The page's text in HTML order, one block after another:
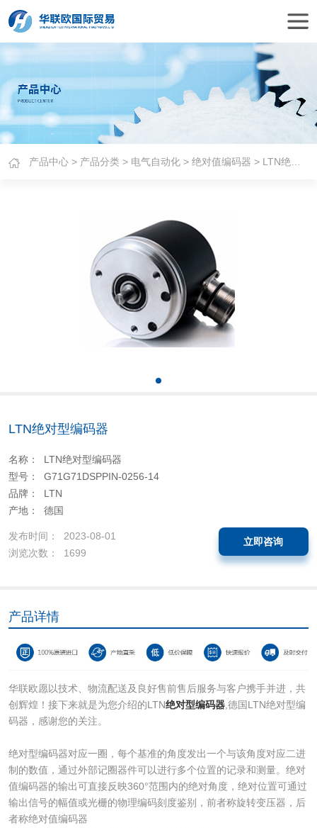
产品中心 > 产品分类 > 电气自动化 >绝对值编码器 > LTN绝对型编码器
LTN绝对型编码器
名称： LTN绝对型编码器
型号： G71G71DSPPIN-0256-14
品牌： LTN
产地： 德国
发布时间： 2023-08-01
浏览次数： 1699
立即咨询
产品详情
华联欧愿以技术、物流配送及良好售前售后服务与客户携手并进，共
创辉煌！接下来就是为您介绍的LTN绝对型编码器,德国LTN绝对型编
码器，感谢您的关注。
绝对型编码器对应一圈，每个基准的角度发出一个与该角度对应二进
制的数值，通过外部记圈器件可以进行多个位置的记录和测量。绝对
值编码器的输出可直接反映360°范围内的绝对角度，绝对位置可通过
输出信号的幅值或光栅的物理编码刻度鉴别，前者称旋转变压器，后
者称绝对值编码器